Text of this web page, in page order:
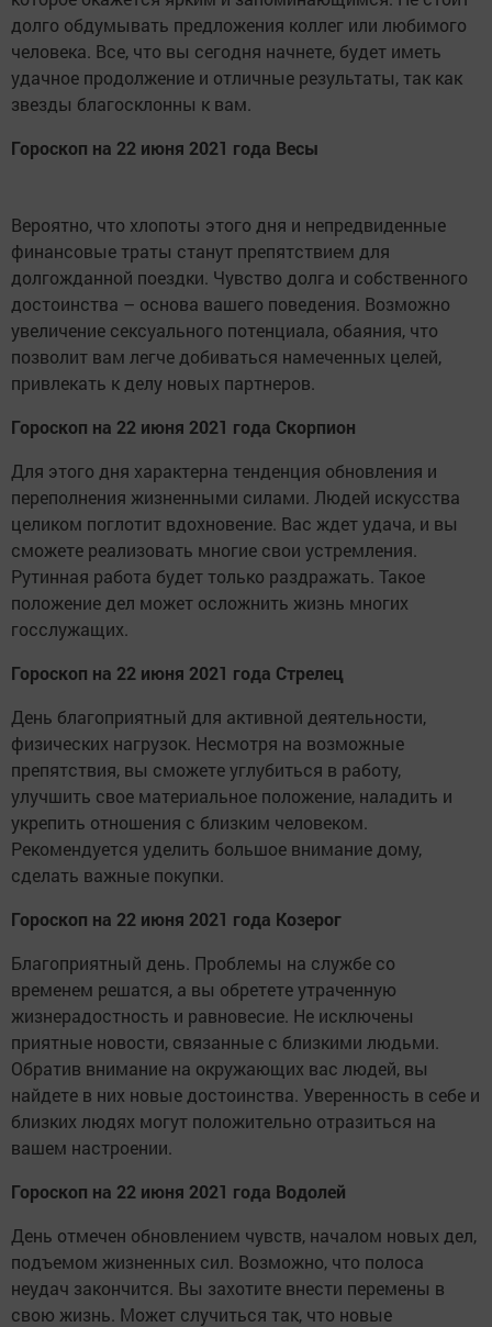
долго обдумывать предложения коллег или любимого
человека. Все, что вы сегодня начнете, будет иметь
удачное продолжение и отличные результаты, так как
звезды благосклонны к вам.
Гороскоп на 22 июня 2021 года Весы
Вероятно, что хлопоты этого дня и непредвиденные
финансовые траты станут препятствием для
долгожданной поездки. Чувство долга и собственного
достоинства – основа вашего поведения. Возможно
увеличение сексуального потенциала, обаяния, что
позволит вам легче добиваться намеченных целей,
привлекать к делу новых партнеров.
Гороскоп на 22 июня 2021 года Скорпион
Для этого дня характерна тенденция обновления и
переполнения жизненными силами. Людей искусства
целиком поглотит вдохновение. Вас ждет удача, и вы
сможете реализовать многие свои устремления.
Рутинная работа будет только раздражать. Такое
положение дел может осложнить жизнь многих
госслужащих.
Гороскоп на 22 июня 2021 года Стрелец
День благоприятный для активной деятельности,
физических нагрузок. Несмотря на возможные
препятствия, вы сможете углубиться в работу,
улучшить свое материальное положение, наладить и
укрепить отношения с близким человеком.
Рекомендуется уделить большое внимание дому,
сделать важные покупки.
Гороскоп на 22 июня 2021 года Козерог
Благоприятный день. Проблемы на службе со
временем решатся, а вы обретете утраченную
жизнерадостность и равновесие. Не исключены
приятные новости, связанные с близкими людьми.
Обратив внимание на окружающих вас людей, вы
найдете в них новые достоинства. Уверенность в себе и
близких людях могут положительно отразиться на
вашем настроении.
Гороскоп на 22 июня 2021 года Водолей
День отмечен обновлением чувств, началом новых дел,
подъемом жизненных сил. Возможно, что полоса
неудач закончится. Вы захотите внести перемены в
свою жизнь. Может случиться так, что новые